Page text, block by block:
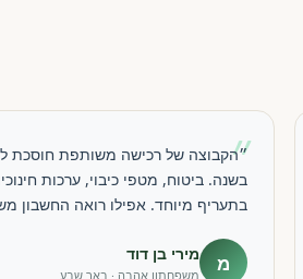
״
״הקבוצה של רכישה משותפת חוסכת
בשנה. ביטוח, מטפי כיבוי, ערכות
בתעריף מיוחד. אפילו רואה החשבון
מ מירי בן דוד
משפחתון אהבה · באר שבע